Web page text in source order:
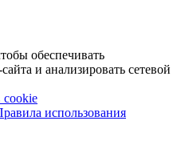
обеспечивать
и анализировать сетевой
cookie
использования